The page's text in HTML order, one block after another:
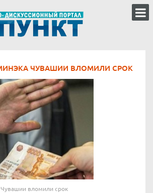
ЧУВАШИИ ВЛОМИЛИ СРОК
вломили срок